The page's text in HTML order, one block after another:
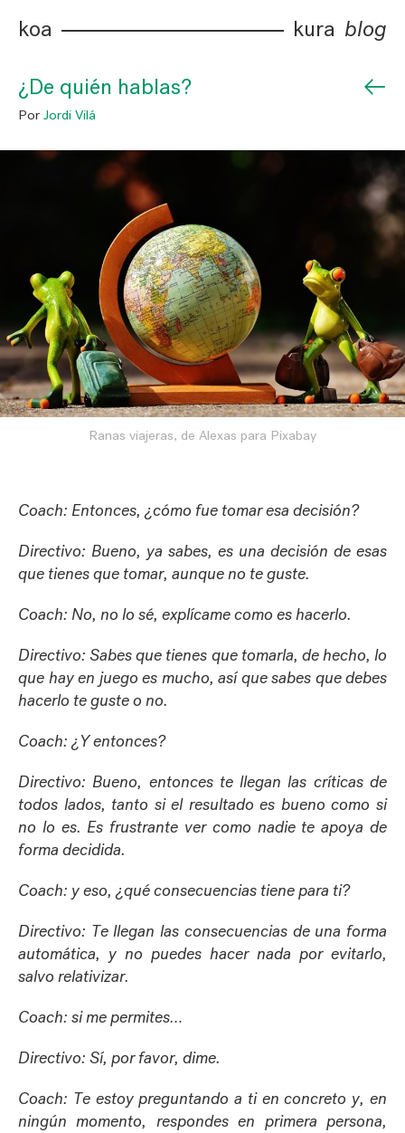
koa kura blog
¿De quién hablas? ←
Por Jordi Vilá
Ranas viajeras, de Alexas para Pixabay
Coach: Entonces, ¿cómo fue tomar esa decisión?
Directivo: Bueno, ya sabes, es una decisión de esas
que tienes que tomar, aunque no te guste.
Coach: No, no lo sé, explícame como es hacerlo.
Directivo: Sabes que tienes que tomarla, de hecho, lo
que hay en juego es mucho, así que sabes que debes
hacerlo te guste o no.
Coach: ¿Y entonces?
Directivo: Bueno, entonces te llegan las críticas de
todos lados, tanto si el resultado es bueno como si
no lo es. Es frustrante ver como nadie te apoya de
forma decidida.
Coach: y eso, ¿qué consecuencias tiene para ti?
Directivo: Te llegan las consecuencias de una forma
automática, y no puedes hacer nada por evitarlo,
salvo relativizar.
Coach: si me permites…
Directivo: Sí, por favor, dime.
Coach: Te estoy preguntando a ti en concreto y, en
ningún momento, respondes en primera persona,